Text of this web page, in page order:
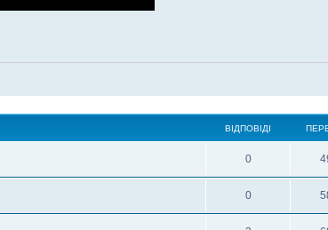
ВІДПОВІДІ
0
0